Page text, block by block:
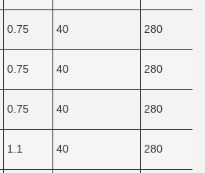
0.75 40 280
0.75 40 280
0.75 40 280
1.1 40 280